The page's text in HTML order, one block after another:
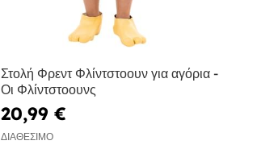
Στολή Φρεντ Φλίντστοουν για αγόρια -
Οι Φλίντστοουνς
20,99 €
ΔΙΑΘΈΣΙΜΟ